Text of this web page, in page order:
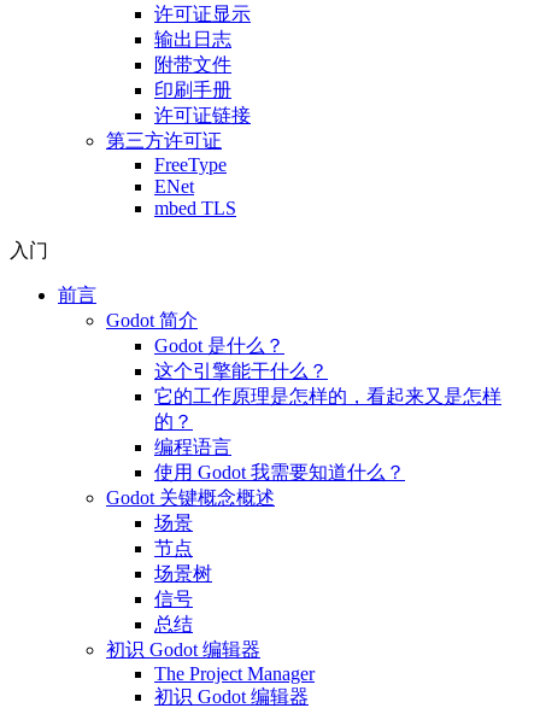
许可证显示
输出日志
附带文件
印刷手册
许可证链接
第三方许可证
FreeType
ENet
mbed TLS
入门
前言
Godot 简介
Godot 是什么？
这个引擎能干什么？
它的工作原理是怎样的，看起来又是怎样
的？
编程语言
使用 Godot 我需要知道什么？
Godot 关键概念概述
场景
节点
场景树
信号
总结
初识 Godot 编辑器
The Project Manager
初识 Godot 编辑器